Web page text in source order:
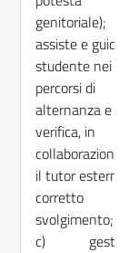
genitoriale);
assiste e guida lo
studente nei
percorsi di
alternanza e ne
verifica, in
collaborazione
il tutor esterno, il
corretto
svolgimento;
c) gestisce